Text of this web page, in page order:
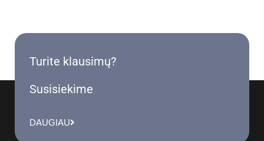
Turite klausimų?
Susisiekime
DAUGIAU